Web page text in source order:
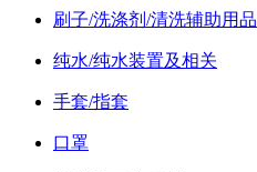
刷子/洗涤剂/清洗辅助用品
纯水/纯水装置及相关
手套/指套
口罩